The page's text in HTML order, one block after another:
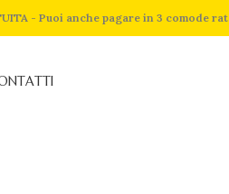
- Puoi anche pagare in 3 comode